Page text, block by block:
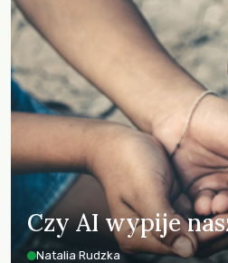
Czy AI wypije
Natalia Rudzka